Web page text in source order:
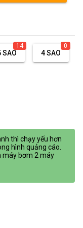
SAO
14
4 SAO
0
thì chạy yếu hơn
hình quảng cáo.
máy bơm 2 máy